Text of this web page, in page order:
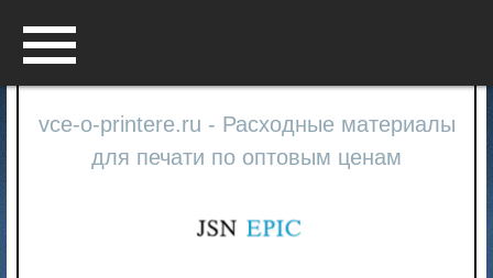
vce-o-printere.ru - Расходные материалы
для печати по оптовым ценам